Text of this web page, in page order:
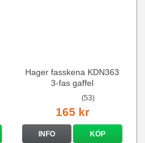
Hager fasskena KDN363
3-fas gaffel
(53)
165 kr
INFO KÖP